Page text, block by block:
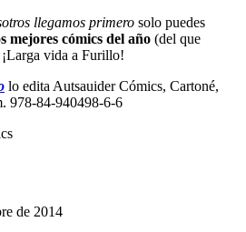
llegamos primero solo puedes
mejores cómics del año (del que
vida a Furillo!
lo edita Autsauider Cómics, Cartoné,
978-84-940498-6-6
de 2014